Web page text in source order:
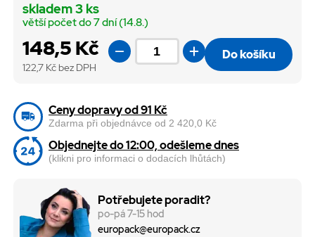
148,5 Kč
122,7 Kč bez DPH
skladem 3 ks
větší počet do 7 dní (14.8.)
Do košíku
Ceny dopravy od 91 Kč
Zdarma při objednávce od 2 420,0 Kč
Objednejte do 12:00, odešleme dnes
(klikni pro informaci o dodacích lhůtách)
Potřebujete poradit?
po-pá 7-15 hod
europack@europack.cz